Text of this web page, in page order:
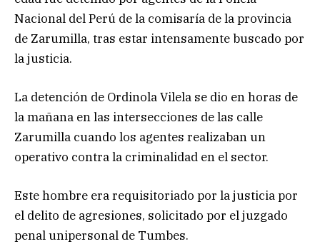
Nacional del Perú de la comisaría de la provincia
de Zarumilla, tras estar intensamente buscado por
la justicia.
La detención de Ordinola Vilela se dio en horas de
la mañana en las intersecciones de las calle
Zarumilla cuando los agentes realizaban un
operativo contra la criminalidad en el sector.
Este hombre era requisitoriado por la justicia por
el delito de agresiones, solicitado por el juzgado
penal unipersonal de Tumbes.